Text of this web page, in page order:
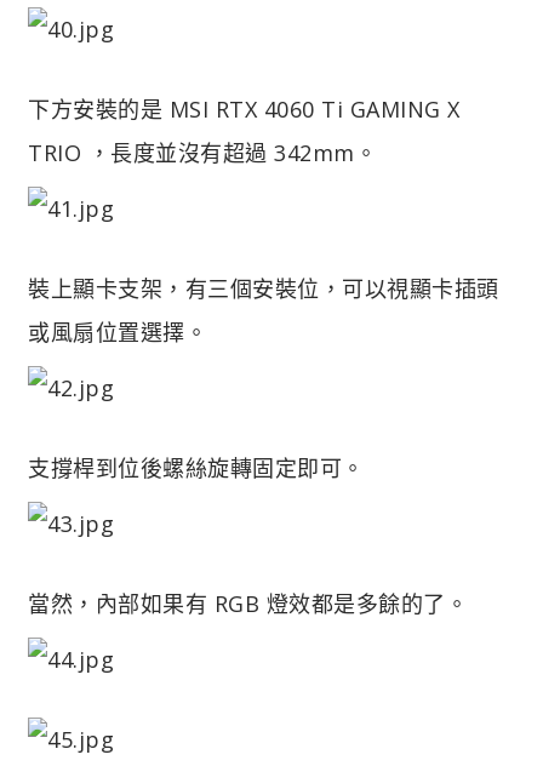
下方安裝的是 MSI RTX 4060 Ti GAMING X
TRIO ，長度並沒有超過 342mm。
裝上顯卡支架，有三個安裝位，可以視顯卡插頭
或風扇位置選擇。
支撐桿到位後螺絲旋轉固定即可。
當然，內部如果有 RGB 燈效都是多餘的了。